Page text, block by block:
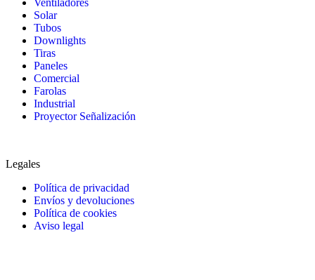
Solar
Tubos
Downlights
Tiras
Paneles
Comercial
Farolas
Industrial
Proyector Señalización
Legales
Política de privacidad
Envíos y devoluciones
Política de cookies
Aviso legal